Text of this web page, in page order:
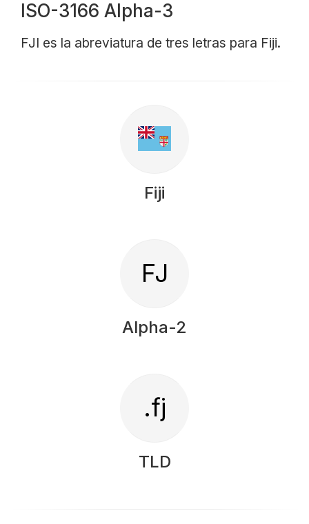
ISO-3166 Alpha-3
FJI es la abreviatura de tres letras para Fiji.
Fiji
FJ
Alpha-2
.fj
TLD